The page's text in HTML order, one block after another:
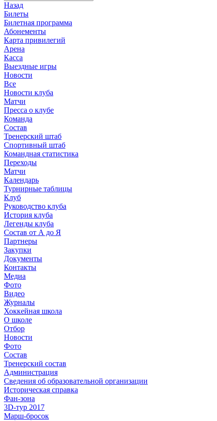
Назад
Билеты
Билетная программа
Абонементы
Карта привилегий
Арена
Касса
Выездные игры
Новости
Все
Новости клуба
Матчи
Пресса о клубе
Команда
Состав
Тренерский штаб
Спортивный штаб
Командная статистика
Переходы
Матчи
Календарь
Турнирные таблицы
Клуб
Руководство клуба
История клуба
Легенды клуба
Состав от А до Я
Партнеры
Закупки
Документы
Контакты
Медиа
Фото
Видео
Журналы
Хоккейная школа
О школе
Отбор
Новости
Фото
Состав
Тренерский состав
Администрация
Сведения об образовательной организации
Историческая справка
Фан-зона
3D-тур 2017
Марш-бросок